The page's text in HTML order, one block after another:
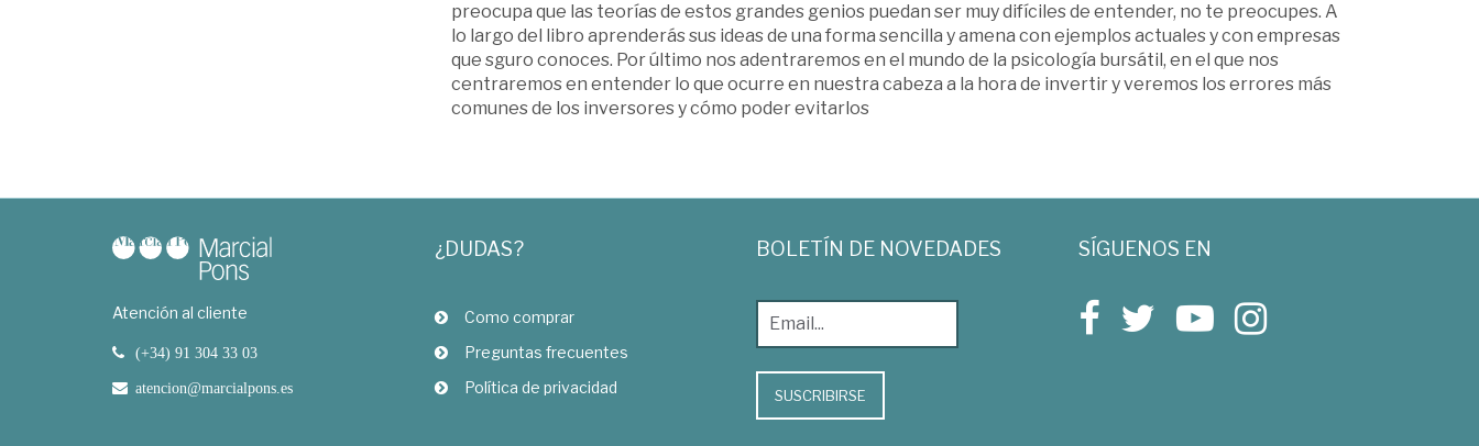
preocupa que las teorías de estos grandes genios puedan ser muy difíciles de entender, no te preocupes. A
lo largo del libro aprenderás sus ideas de una forma sencilla y amena con ejemplos actuales y con empresas
que sguro conoces. Por último nos adentraremos en el mundo de la psicología bursátil, en el que nos
centraremos en entender lo que ocurre en nuestra cabeza a la hora de invertir y veremos los errores más
comunes de los inversores y cómo poder evitarlos
Atención al cliente
(+34) 91 304 33 03
atencion@marcialpons.es
¿DUDAS?
Como comprar
Preguntas frecuentes
Política de privacidad
BOLETÍN DE NOVEDADES
SUSCRIBIRSE
SÍGUENOS EN